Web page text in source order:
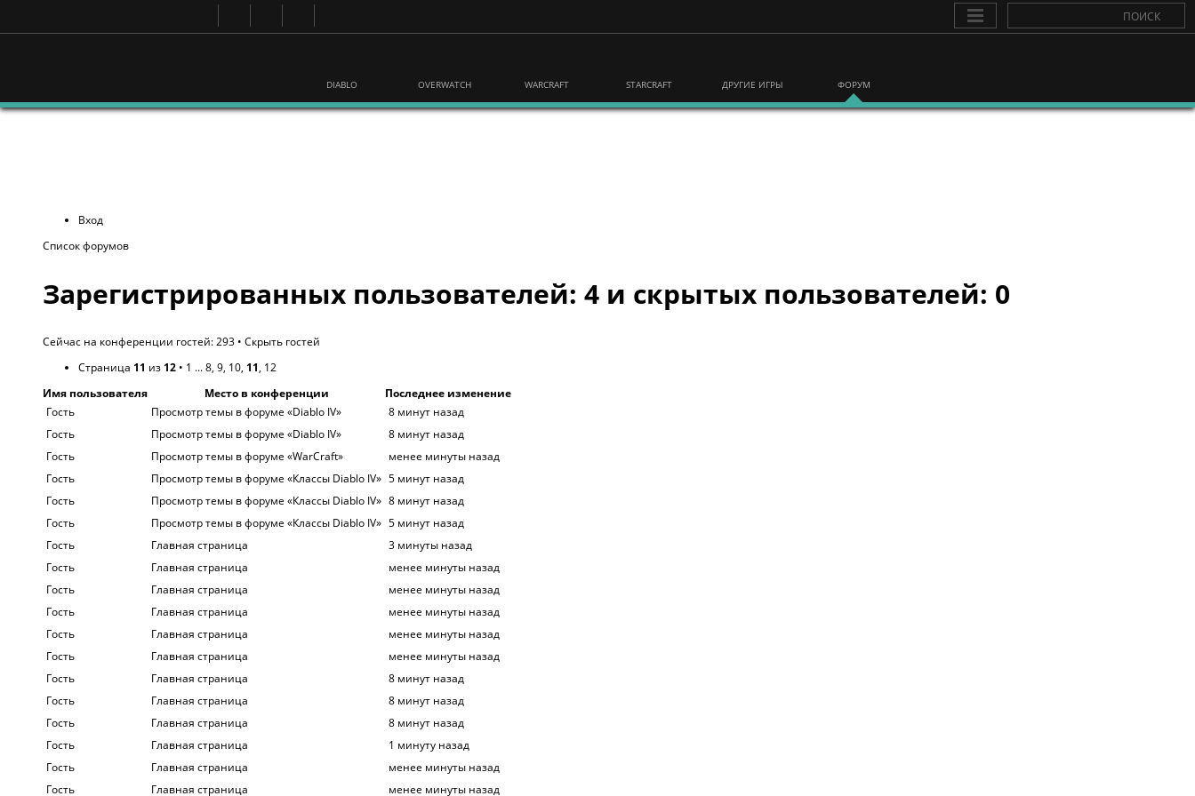
DIABLO OVERWATCH WARCRAFT STARCRAFT ДРУГИЕ ИГРЫ ФОРУМ
Вход
Список форумов
Зарегистрированных пользователей: 4 и скрытых пользователей: 0
Сейчас на конференции гостей: 293 • Скрыть гостей
Страница 11 из 12 • 1 ...8, 9, 10, 11, 12
Имя пользователя
Место в конференции
Последнее изменение
Гость
Просмотр темы в форуме «Diablo IV»
8 минут назад
Гость
Просмотр темы в форуме «Diablo IV»
8 минут назад
Гость
Просмотр темы в форуме «WarСraft»
менее минуты назад
Гость
Просмотр темы в форуме «Классы Diablo IV» 5 минут назад
Гость
Просмотр темы в форуме «Классы Diablo IV» 8 минут назад
Гость
Просмотр темы в форуме «Классы Diablo IV» 5 минут назад
Гость
Главная страница
3 минуты назад
Гость
Главная страница
менее минуты назад
Гость
Главная страница
менее минуты назад
Гость
Главная страница
менее минуты назад
Гость
Главная страница
менее минуты назад
Гость
Главная страница
менее минуты назад
Гость
Главная страница
8 минут назад
Гость
Главная страница
8 минут назад
Гость
Главная страница
8 минут назад
Гость
Главная страница
1 минуту назад
Гость
Главная страница
менее минуты назад
Гость
Главная страница менее минуты назад